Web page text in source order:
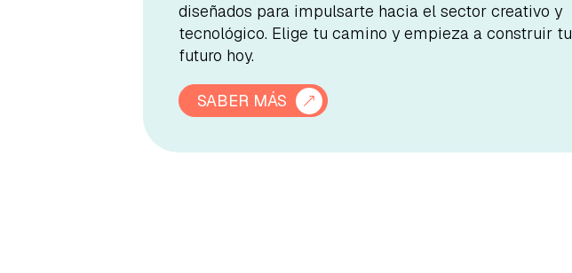
diseñados para impulsarte hacia el sector creativo y
tecnológico. Elige tu camino y empieza a construir tu
futuro hoy.
SABER MÁS